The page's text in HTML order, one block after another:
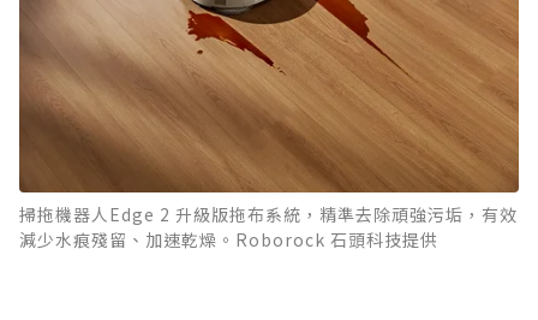
掃拖機器人Edge 2 升級版拖布系統，精準去除頑強污垢，有效
減少水痕殘留、加速乾燥。Roborock 石頭科技提供